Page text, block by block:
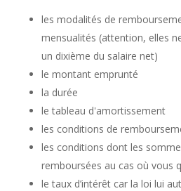
les modalités de
mensualités (attention, elles
un dixième du salaire net)
le montant emprunté
la durée
le tableau d'amortissement
les conditions de
les conditions dont les
remboursées au cas où vous
le taux d’intérêt car la loi lui